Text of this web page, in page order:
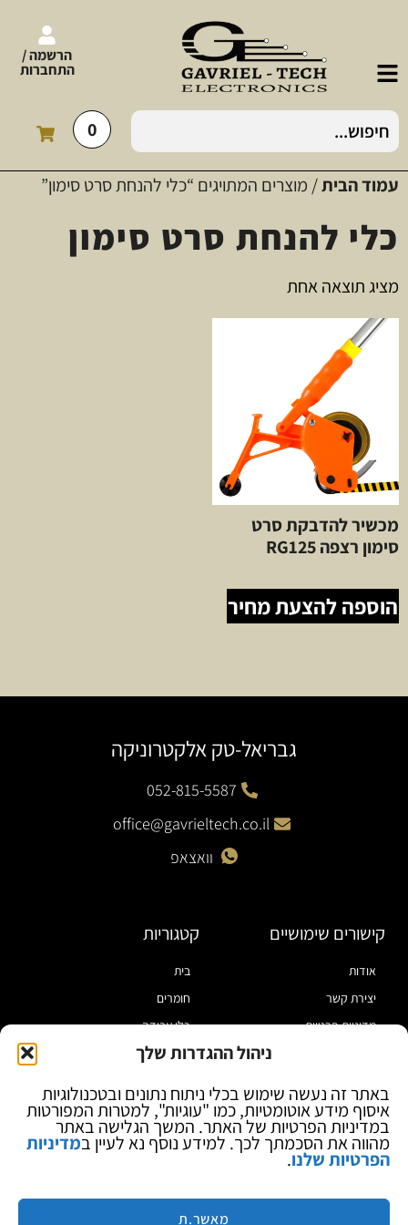
ניהול ההגדרות שלך
באתר זה נעשה שימוש בכלי ניתוח נתונים ובטכנולוגיות
איסוף מידע אוטומטיות, כמו "עוגיות", למטרות המפורטות
במדיניות הפרטיות של האתר. המשך הגלישה באתר
מהווה את הסכמתך לכך. למידע נוסף נא לעיין במדיניות
הפרטיות שלנו.
מאשר.ת
הרשמה /
התחברות
0
עמוד הבית/ מוצרים המתויגים “כלי להנחת סרט סימון”
כלי להנחת סרט סימון
מציג תוצאה אחת
מכשיר להדבקת סרט
סימון רצפה RG125
הוספה להצעת מחיר
גבריאל-טק אלקטרוניקה
052-815-5587
office@gavrieltech.co.il
וואצאפ
קישורים שימושיים
אודות
יצירת קשר
מדיניות פרטיות
בלוג
קטגוריות
בית
חומרים
כלי עבודה
מוצרי הלחמה
ספקי כח ומודדים
ציוד אופטי להגדלה
מותגים